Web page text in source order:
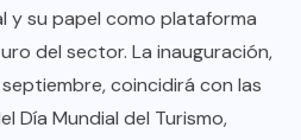
y su papel como plataforma
del sector. La inauguración,
coincidirá con las
Día Mundial del Turismo,